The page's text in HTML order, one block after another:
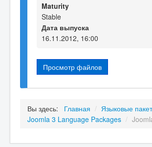
Maturity
Stable
Дата выпуска
16.11.2012, 16:00
Просмотр файлов
Вы здесь: Главная / Языковые
Joomla 3 Language Packages /